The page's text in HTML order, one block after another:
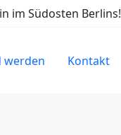
im Südosten Berlins!
werden Kontakt